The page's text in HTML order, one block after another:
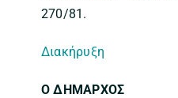
270/81.
Διακήρυξη
Ο ΔΗΜΑΡΧΟΣ